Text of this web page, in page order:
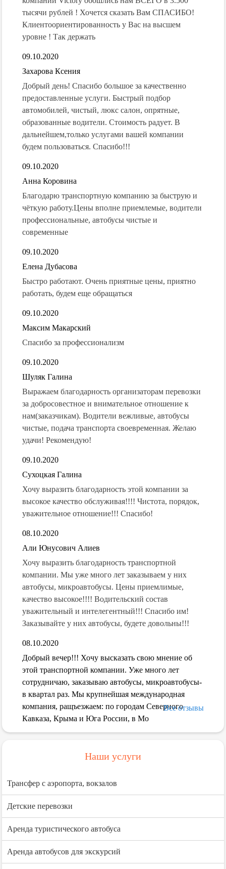
тысячи рублей ! Хочется сказать Вам СПАСИБО!
Клиентоориентированность у Вас на высшем
уровне ! Так держать
09.10.2020
Захарова Ксения
Добрый день! Спасибо большое за качественно
предоставленные услуги. Быстрый подбор
автомобилей, чистый, люкс салон, опрятные,
образованные водители. Стоимость радует. В
дальнейшем,только услугами вашей компании
будем пользоваться. Спасибо!!!
09.10.2020
Анна Коровина
Благодарю транспортную компанию за быструю и
чёткую работу.Цены вполне приемлемые, водители
профессиональные, автобусы чистые и
современные
09.10.2020
Елена Дубасова
Быстро работают. Очень приятные цены, приятно
работать, будем еще обращаться
09.10.2020
Максим Макарский
Спасибо за профессионализм
09.10.2020
Шуляк Галина
Выражаем благодарность организаторам перевозки
за добросовестное и внимательное отношение к
нам(заказчикам). Водители вежливые, автобусы
чистые, подача транспорта своевременная. Желаю
удачи! Рекомендую!
09.10.2020
Сухоцкая Галина
Хочу выразить благодарность этой компании за
высокое качество обслуживая!!!! Чистота, порядок,
уважительное отношение!!! Спасибо!
08.10.2020
Али Юнусович Алиев
Хочу выразить благодарность транспортной
компании. Мы уже много лет заказываем у них
автобусы, микроавтобусы. Цены приемлимые,
качество высокое!!!! Водительский состав
уважительный и интелегентный!!! Спасибо им!
Заказывайте у них автобусы, будете довольны!!!
08.10.2020
Добрый вечер!!! Хочу высказать свою мнение об
этой транспортной компании. Уже много лет
сотрудничаю, заказываю автобусы, микроавтобусы-
в квартал раз. Мы крупнейшая международная
компания, ращъезжаем: по городам Северного
Кавказа, Крыма и Юга России, в Мо
Все отзывы
Наши услуги
Трансфер с аэропорта, вокзалов
Детские перевозки
Аренда туристического автобуса
Аренда автобусов для экскурсий